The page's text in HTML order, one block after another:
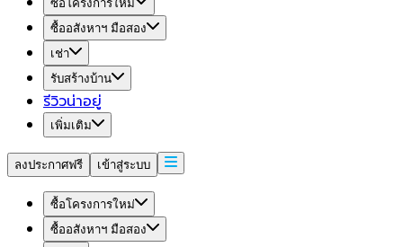
ซื้อโครงการใหม่
ซื้ออสังหาฯ มือสอง
เช่า
รับสร้างบ้าน
รีวิวน่าอยู่
เพิ่มเติม
ลงประกาศฟรี เข้าสู่ระบบ
ซื้อโครงการใหม่
ซื้ออสังหาฯ มือสอง